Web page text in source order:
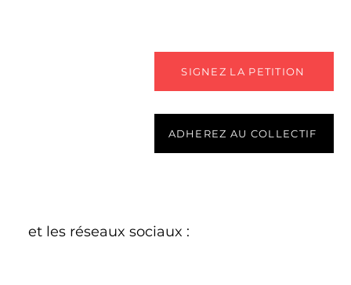
SIGNEZ LA PETITION
ADHEREZ AU COLLECTIF
et les réseaux sociaux :